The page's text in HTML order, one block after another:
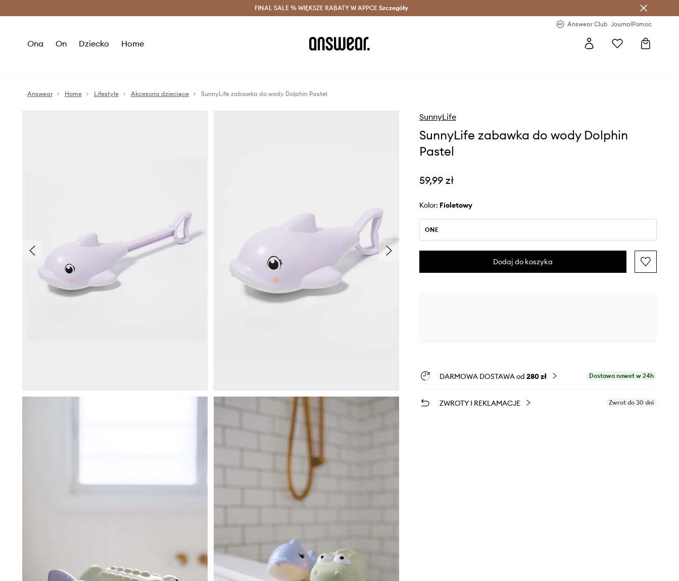
Oszczędzaj z Answear Club > Dostawa nawet w 24h >
FINAL SALE % WIĘKSZE RABATY W APPCE Szczegóły
Answear Club JournalPomoc
Ona On Dziecko Home
Answear Home Lifestyle Akcesoria dziecięce SunnyLife zabawka do wody Dolphin Pastel
SunnyLife
SunnyLife zabawka do wody Dolphin
Pastel
59,99 zł
Kolor: fioletowy
ONE
Dodaj do koszyka
DARMOWA DOSTAWA od 280 zł Dostawa nawet w 24h
ZWROTY I REKLAMACJE Zwrot do 30 dni